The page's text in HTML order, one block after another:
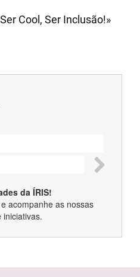
Cool, Ser Inclusão!»
da ÍRIS!
acompanhe as nossas
iniciativas.